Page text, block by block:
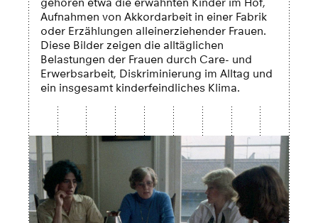
Aufnahmen von Akkordarbeit in einer Fabrik
oder Erzählungen alleinerziehender Frauen.
Diese Bilder zeigen die alltäglichen
Belastungen der Frauen durch Care- und
Erwerbsarbeit, Diskriminierung im Alltag und
ein insgesamt kinderfeindliches Klima.